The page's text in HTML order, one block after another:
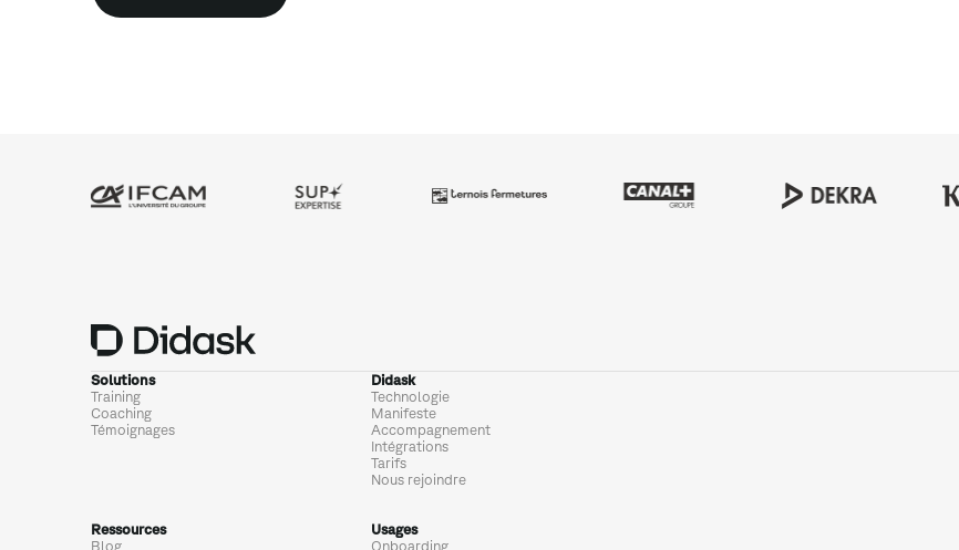
Solutions
Training
Coaching
Témoignages
Didask
Technologie
Manifeste
Accompagnement
Intégrations
Tarifs
Nous rejoindre
Ressources
Blog
Usages
Onboarding